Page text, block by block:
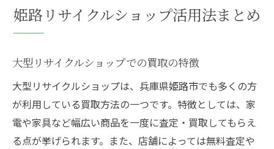
姫路リサイクルショップ活用法まとめ
大型リサイクルショップでの買取の特徴
大型リサイクルショップは、兵庫県姫路市でも多くの方
が利用している買取方法の一つです。特徴としては、家
電や家具など幅広い商品を一度に査定・買取してもらえ
る点が挙げられます。また、店舗によっては無料査定や